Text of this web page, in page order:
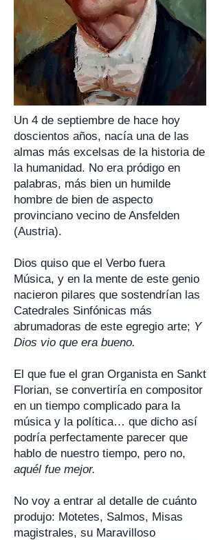
Un 4 de septiembre de hace hoy
doscientos años, nacía una de las
almas más excelsas de la historia de
la humanidad. No era pródigo en
palabras, más bien un humilde
hombre de bien de aspecto
provinciano vecino de Ansfelden
(Austria).
Dios quiso que el Verbo fuera
Música, y en la mente de este genio
nacieron pilares que sostendrían las
Catedrales Sinfónicas más
abrumadoras de este egregio arte; Y
Dios vio que era bueno.
El que fue el gran Organista en Sankt
Florian, se convertiría en compositor
en un tiempo complicado para la
música y la política… que dicho así
podría perfectamente parecer que
hablo de nuestro tiempo, pero no,
aquél fue mejor.
No voy a entrar al detalle de cuánto
produjo: Motetes, Salmos, Misas
magistrales, su Maravilloso